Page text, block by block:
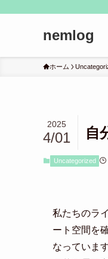
nemlog
ホーム
自
2025
4/01
Uncategorized
私たちのラ
ート空間を
なっていま